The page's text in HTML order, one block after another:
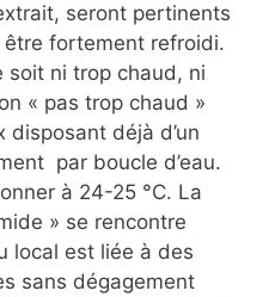
seront pertinents
être fortement refroidi.
soit ni trop chaud, ni
« pas trop chaud »
déjà d’un
par boucle d’eau.
à 24-25 °C. La
» se rencontre
local est liée à des
sans dégagement